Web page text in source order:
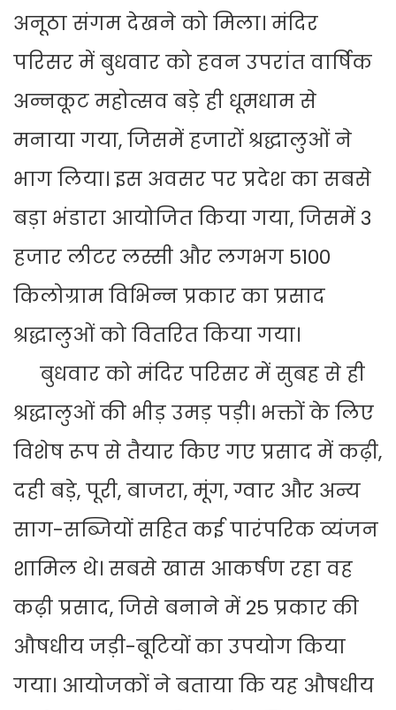
अनूठा संगम देखने को मिला। मंदिर
परिसर में बुधवार को हवन उपरांत वार्षिक
अन्नकूट महोत्सव बड़े ही धूमधाम से
मनाया गया, जिसमें हजारों श्रद्धालुओं ने
भाग लिया। इस अवसर पर प्रदेश का सबसे
बड़ा भंडारा आयोजित किया गया, जिसमें 3
हजार लीटर लस्सी और लगभग 5100
किलोग्राम विभिन्न प्रकार का प्रसाद
श्रद्धालुओं को वितरित किया गया।
बुधवार को मंदिर परिसर में सुबह से ही
श्रद्धालुओं की भीड़ उमड़ पड़ी। भक्तों के लिए
विशेष रूप से तैयार किए गए प्रसाद में कढ़ी,
दही बड़े, पूरी, बाजरा, मूंग, ग्वार और अन्य
साग-सब्जियों सहित कई पारंपरिक व्यंजन
शामिल थे। सबसे खास आकर्षण रहा वह
कढ़ी प्रसाद, जिसे बनाने में 25 प्रकार की
औषधीय जड़ी-बूटियों का उपयोग किया
गया। आयोजकों ने बताया कि यह औषधीय